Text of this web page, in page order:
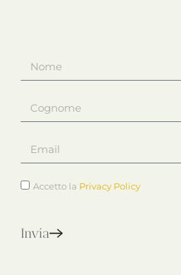
Accetto la Privacy Policy
Invia